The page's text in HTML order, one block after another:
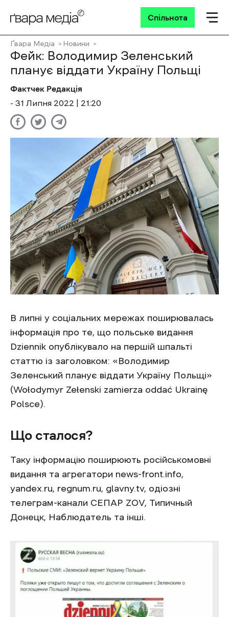
Спільнота
Ґвара Медіа Новини
Фейк: Володимир Зеленський
планує віддати Україну Польщі
Фактчек Редакція
- 31 Липня 2022 | 21:20
В липні у соціальних мережах поширювалась
інформація про те, що польське видання
Dziennik опублікувало на першій шпальті
статтю із заголовком: «Володимир
Зеленський планує віддати Україну Польщі»
(Wołodymyr Zełenski zamierza oddać Ukrainę
Polsce).
Що сталося?
Таку інформацію поширюють російськомовні
видання та агрегатори news-front.info,
yandex.ru, regnum.ru, glavny.tv, одіозні
телеграм-канали СЕПАР ZOV, Типичный
Донецк, Наблюдатель та інші.